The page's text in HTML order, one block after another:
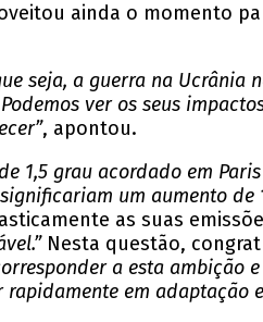
ainda o momento
seja, a guerra na Ucrânia
ver os seus
, apontou.
1,5 grau acordado em
um aumento de
as suas
Nesta questão,
a esta ambição
rapidamente em adaptação